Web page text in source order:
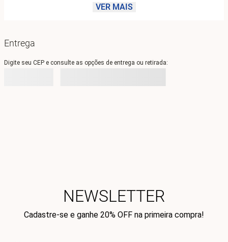
refinado. A coleção Litorale traz a essência do verão italiano,
VER MAIS
Entrega
Digite seu CEP e consulte as opções de entrega ou retirada:
NEWSLETTER
Cadastre-se e ganhe 20% OFF na primeira compra!